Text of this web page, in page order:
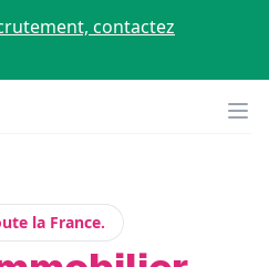
contactez
la France.